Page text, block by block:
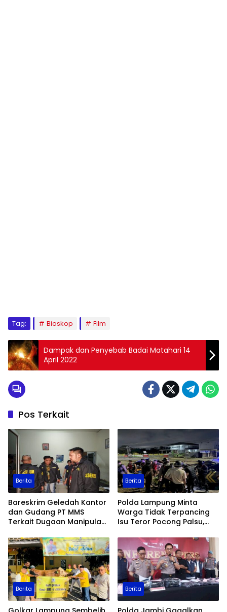
Tag: Bioskop Film
Dampak dan Penyebab Badai Matahari 14
April 2022
Pos Terkait
Berita
Bareskrim Geledah Kantor
dan Gudang PT MMS
Terkait Dugaan Manipulasi
Berita
Polda Lampung Minta
Warga Tidak Terpancing
Isu Teror Pocong Palsu,
Ditingkatkan
Berita Berita